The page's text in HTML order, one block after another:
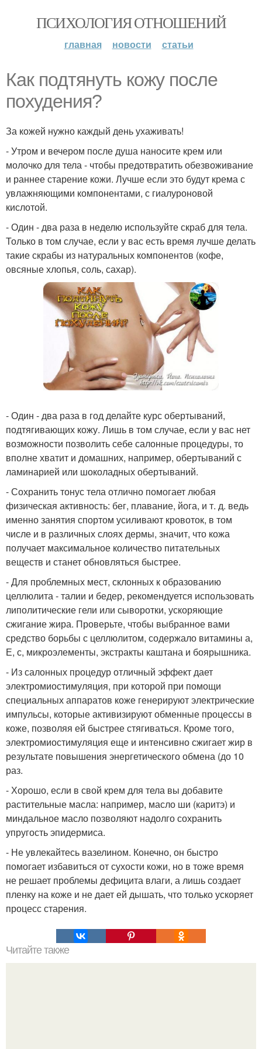
ПСИХОЛОГИЯ ОТНОШЕНИЙ
главная новости статьи
Как подтянуть кожу после
похудения?
За кожей нужно каждый день ухаживать!
- Утром и вечером после душа наносите крем или
молочко для тела - чтобы предотвратить обезвоживание
и раннее старение кожи. Лучше если это будут крема с
увлажняющими компонентами, с гиалуроновой
кислотой.
- Один - два раза в неделю используйте скраб для тела.
Только в том случае, если у вас есть время лучше делать
такие скрабы из натуральных компонентов (кофе,
овсяные хлопья, соль, сахар).
- Один - два раза в год делайте курс обертываний,
подтягивающих кожу. Лишь в том случае, если у вас нет
возможности позволить себе салонные процедуры, то
вполне хватит и домашних, например, обертываний с
ламинарией или шоколадных обертываний.
- Сохранить тонус тела отлично помогает любая
физическая активность: бег, плавание, йога, и т. д. ведь
именно занятия спортом усиливают кровоток, в том
числе и в различных слоях дермы, значит, что кожа
получает максимальное количество питательных
веществ и станет обновляться быстрее.
- Для проблемных мест, склонных к образованию
целлюлита - талии и бедер, рекомендуется использовать
липолитические гели или сыворотки, ускоряющие
сжигание жира. Проверьте, чтобы выбранное вами
средство борьбы с целлюлитом, содержало витамины а,
Е, с, микроэлементы, экстракты каштана и боярышника.
- Из салонных процедур отличный эффект дает
электромиостимуляция, при которой при помощи
специальных аппаратов коже генерируют электрические
импульсы, которые активизируют обменные процессы в
коже, позволяя ей быстрее стягиваться. Кроме того,
электромиостимуляция еще и интенсивно сжигает жир в
результате повышения энергетического обмена (до 10
раз.
- Хорошо, если в свой крем для тела вы добавите
растительные масла: например, масло ши (каритэ) и
миндальное масло позволяют надолго сохранить
упругость эпидермиса.
- Не увлекайтесь вазелином. Конечно, он быстро
помогает избавиться от сухости кожи, но в тоже время
не решает проблемы дефицита влаги, а лишь создает
пленку на коже и не дает ей дышать, что только ускоряет
процесс старения.
Читайте также